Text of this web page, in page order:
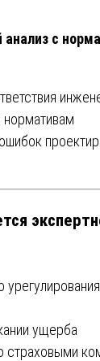
анализ с
ущерба
страховыми